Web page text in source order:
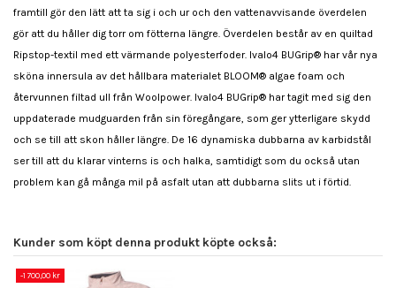
framtill gör den lätt att ta sig i och ur och den vattenavvisande överdelen
gör att du håller dig torr om fötterna längre. Överdelen består av en quiltad
Ripstop-textil med ett värmande polyesterfoder. Ivalo4 BUGrip® har vår nya
sköna innersula av det hållbara materialet BLOOM® algae foam och
återvunnen filtad ull från Woolpower. Ivalo4 BUGrip® har tagit med sig den
uppdaterade mudguarden från sin föregångare, som ger ytterligare skydd
och se till att skon håller längre. De 16 dynamiska dubbarna av karbidstål
ser till att du klarar vinterns is och halka, samtidigt som du också utan
problem kan gå många mil på asfalt utan att dubbarna slits ut i förtid.
Kunder som köpt denna produkt köpte också:
-1 700,00 kr